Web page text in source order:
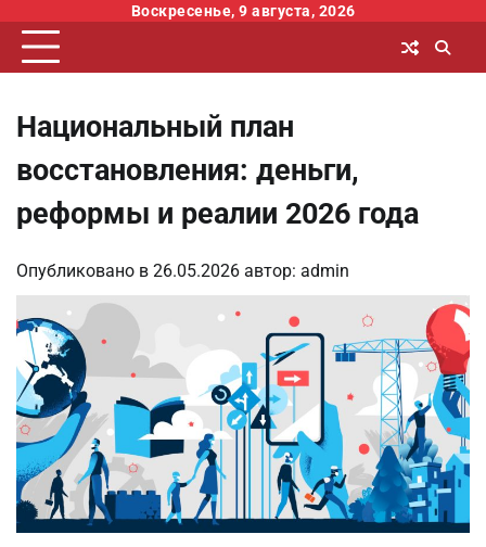
содержимому
Воскресенье, 9 августа, 2026
Национальный план
восстановления: деньги,
реформы и реалии 2026 года
Опубликовано в 26.05.2026 автор: admin